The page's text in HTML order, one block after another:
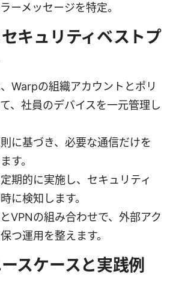
ーメッセージを特定。
キュリティベストプ
Warpの組織アカウントとポリ
、社員のデバイスを一元管理し
に基づき、必要な通信だけを
す。
期的に実施し、セキュリティ
に検知します。
VPNの組み合わせで、外部アク
つ運用を整えます。
スケースと実践例